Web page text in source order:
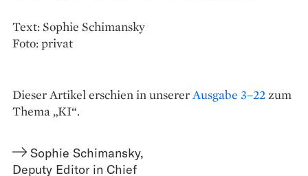
Text: Sophie Schimansky
Foto: privat
Dieser Artikel erschien in unsererAusgabe 3–22zum
Thema „KI“.
Sophie Schimansky,
Deputy Editor in Chief